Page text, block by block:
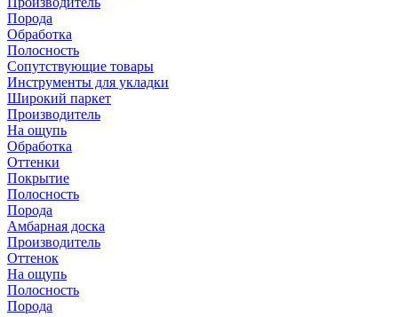
Порода
Обработка
Полосность
Сопутствующие товары
Инструменты для укладки
Широкий паркет
Производитель
На ощупь
Обработка
Оттенки
Покрытие
Полосность
Порода
Амбарная доска
Производитель
Оттенок
На ощупь
Полосность
Порода